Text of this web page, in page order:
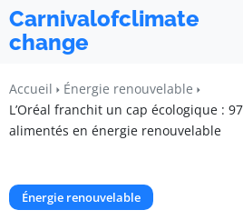
Carnivalofclimate
change
Accueil
Énergie renouvelable
L’Oréal franchit un cap écologique :
alimentés en énergie renouvelable
Énergie renouvelable